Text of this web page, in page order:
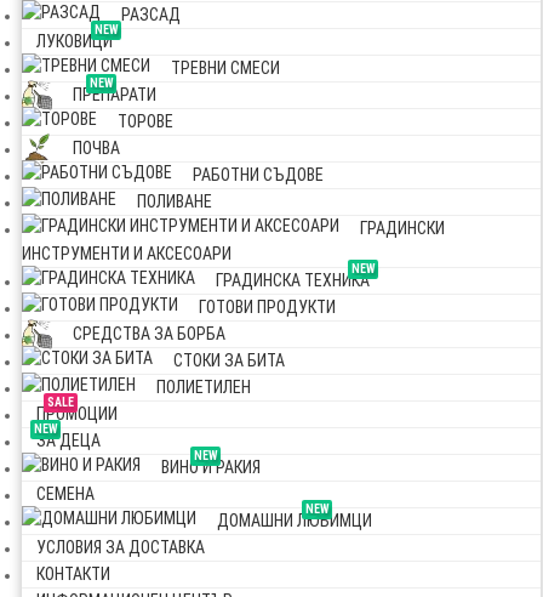
РАЗСАД
NEW
ЛУКОВИЦИ
ТРЕВНИ СМЕСИ
NEW
ПРЕПАРАТИ
ТОРОВЕ
ПОЧВА
РАБОТНИ СЪДОВЕ
ПОЛИВАНЕ
ГРАДИНСКИ
ИНСТРУМЕНТИ И АКСЕСОАРИ
NEW
ГРАДИНСКА ТЕХНИКА
ГОТОВИ ПРОДУКТИ
СРЕДСТВА ЗА БОРБА
СТОКИ ЗА БИТА
ПОЛИЕТИЛЕН
SALE
ПРОМОЦИИ
NEW
ЗА ДЕЦА
NEW
ВИНО И РАКИЯ
СЕМЕНА
NEW
ДОМАШНИ ЛЮБИМЦИ
УСЛОВИЯ ЗА ДОСТАВКА
КОНТАКТИ